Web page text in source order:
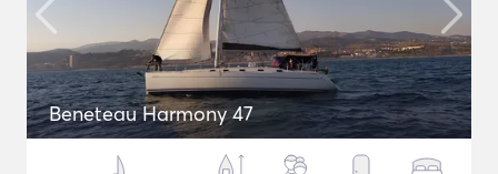
Beneteau Harmony 47